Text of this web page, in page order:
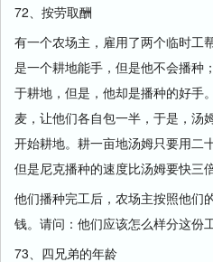
72、按劳取酬
有一个农场主，雇用了两个临时工
是一个耕地能手，但是他不会播种
于耕地，但是，他却是播种的好手
麦，让他们各自包一半，于是，汤
开始耕地。耕一亩地汤姆只要用二
但是尼克播种的速度比汤姆要快三倍
他们播种完工后，农场主按照他们
钱。请问：他们应该怎么样分这份
73、四兄弟的年龄